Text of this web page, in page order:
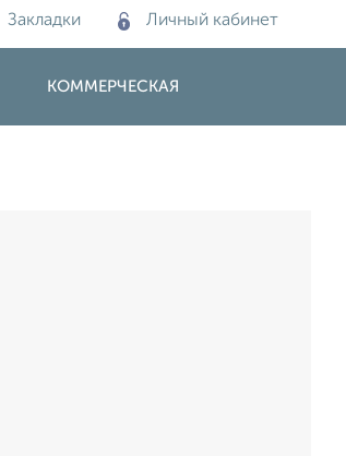
Закладки Личный кабинет
КОММЕРЧЕСКАЯ